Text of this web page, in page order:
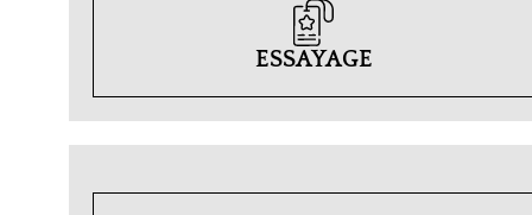
ESSAYAGE